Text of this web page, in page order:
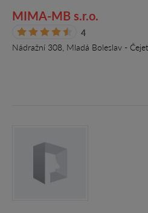
MIMA-MB s.r.o.
4
Nádražní 308, Mladá Boleslav -